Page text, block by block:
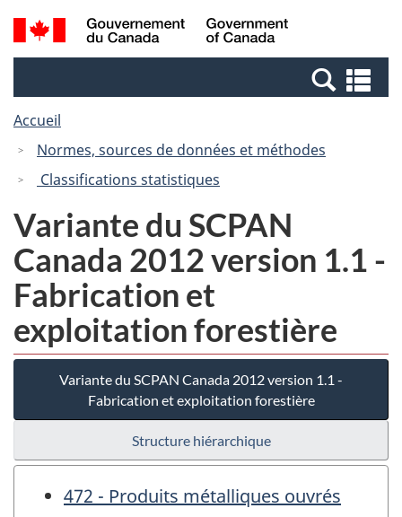
Passer
au
Passer
à
Canada
Recherche
et
et
Accueil
Normes, sources de données et méthodes
Classifications statistiques
Variante du SCPAN
Canada 2012 version 1.1 -
Fabrication et
exploitation forestière
Variante du SCPAN Canada 2012 version 1.1 -
Fabrication et exploitation forestière
Structure hiérarchique
472 - Produits métalliques ouvrés